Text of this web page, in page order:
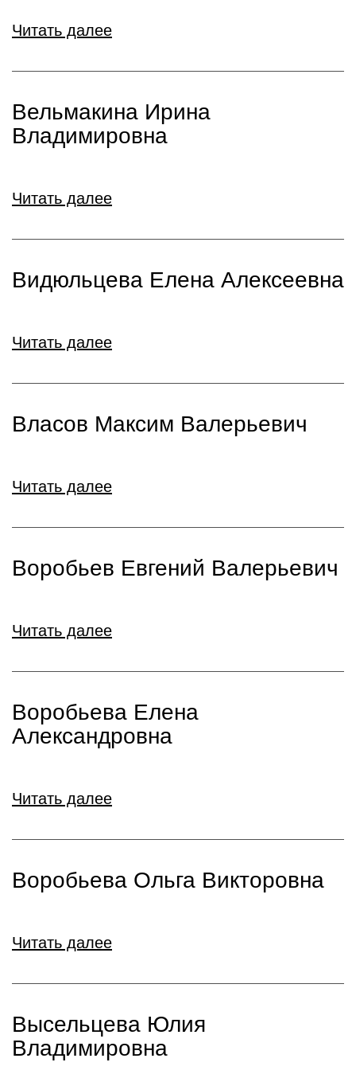
Читать далее
Вельмакина Ирина
Владимировна
Читать далее
Видюльцева Елена Алексеевна
Читать далее
Власов Максим Валерьевич
Читать далее
Воробьев Евгений Валерьевич
Читать далее
Воробьева Елена
Александровна
Читать далее
Воробьева Ольга Викторовна
Читать далее
Высельцева Юлия
Владимировна